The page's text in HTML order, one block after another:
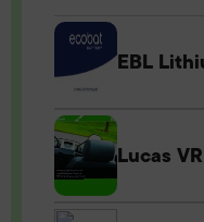
EBL
Lucas